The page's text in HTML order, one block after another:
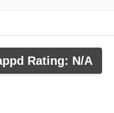
Rating: N/A